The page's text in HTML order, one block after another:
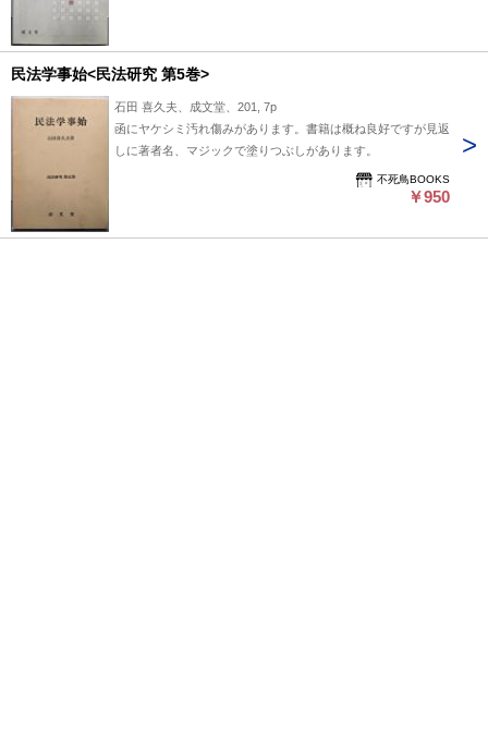
民法学事始<民法研究 第5巻>
石田 喜久夫、成文堂、201, 7p
函にヤケシミ汚れ傷みがあります。書籍は概ね良好ですが見返
しに著者名、マジックで塗りつぶしがあります。
不死鳥BOOKS
￥950